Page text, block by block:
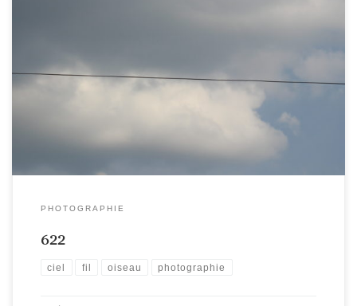
PHOTOGRAPHIE
622
ciel fil oiseau photographie